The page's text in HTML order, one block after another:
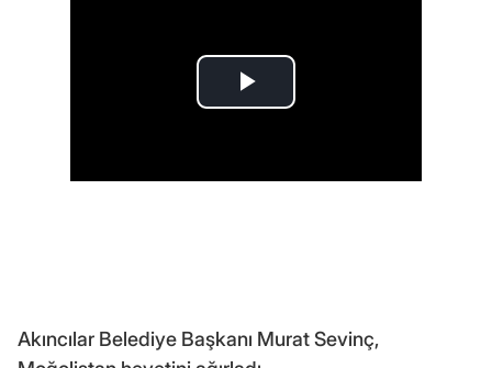
Akıncılar Belediye Başkanı Murat Sevinç,